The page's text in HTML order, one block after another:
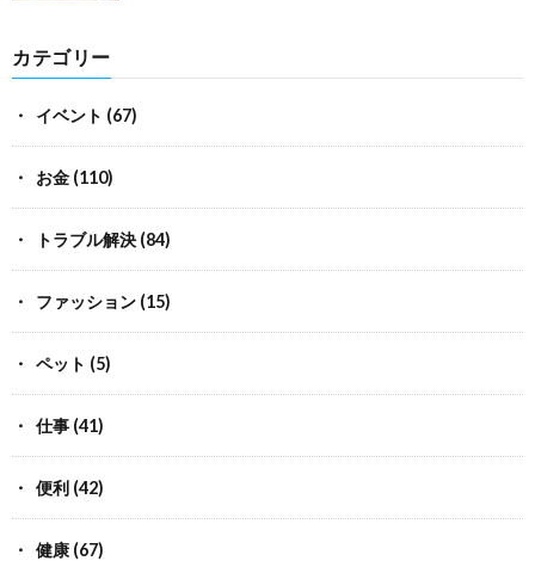
カテゴリー
イベント (67)
お金 (110)
トラブル解決 (84)
ファッション (15)
ペット (5)
仕事 (41)
便利 (42)
健康 (67)